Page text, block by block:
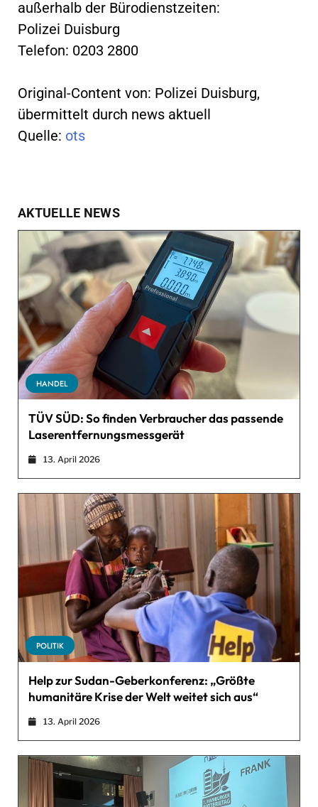
außerhalb der Bürodienstzeiten:
Polizei Duisburg
Telefon: 0203 2800
Original-Content von: Polizei Duisburg,
übermittelt durch news aktuell
Quelle: ots
AKTUELLE NEWS
HANDEL
TÜV SÜD: So finden Verbraucher das passende
Laserentfernungsmessgerät
13. April 2026
POLITIK
Help zur Sudan-Geberkonferenz: „Größte
humanitäre Krise der Welt weitet sich aus“
13. April 2026